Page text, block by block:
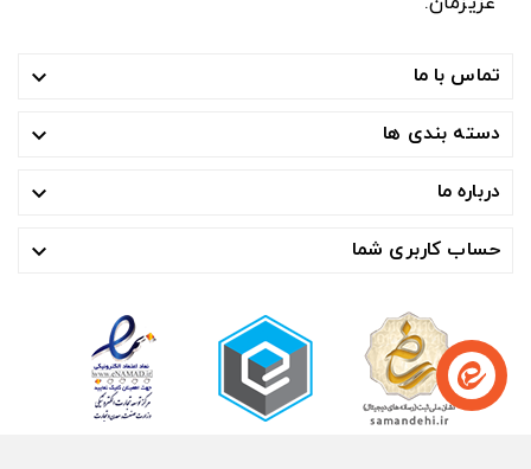
تماس با ما 
دسته بندی ها 
درباره ما 
حساب کاربری شما 